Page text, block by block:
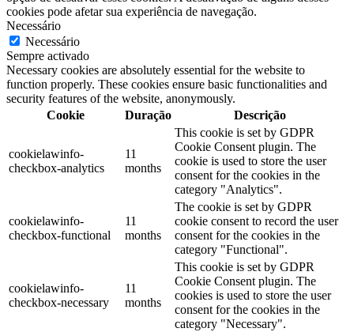
cookies pode afetar sua experiência de navegação.
Necessário
Necessário
Sempre activado
Necessary cookies are absolutely essential for the website to
function properly. These cookies ensure basic functionalities and
security features of the website, anonymously.
Cookie
Duração Descrição
cookielawinfo-
checkbox-analytics
11
months
This cookie is set by GDPR
Cookie Consent plugin. The
cookie is used to store the user
consent for the cookies in the
category "Analytics".
cookielawinfo-
checkbox-functional
11
months
The cookie is set by GDPR
cookie consent to record the user
consent for the cookies in the
category "Functional".
cookielawinfo-
checkbox-necessary
11
months
This cookie is set by GDPR
Cookie Consent plugin. The
cookies is used to store the user
consent for the cookies in the
category "Necessary".